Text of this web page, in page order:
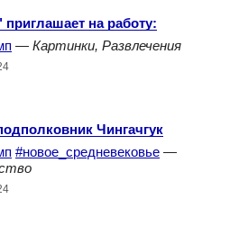
на работу:
— Картинки, Развлечения
Чингачгук
#новое_средневековье —